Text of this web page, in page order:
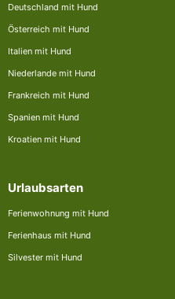
Deutschland mit Hund
Österreich mit Hund
Italien mit Hund
Niederlande mit Hund
Frankreich mit Hund
Spanien mit Hund
Kroatien mit Hund
Urlaubsarten
Ferienwohnung mit Hund
Ferienhaus mit Hund
Silvester mit Hund